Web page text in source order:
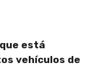
está
vehículos de